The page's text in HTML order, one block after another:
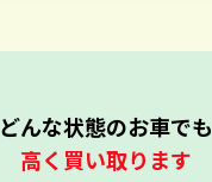
どんな状態のお車でも
高く買い取ります